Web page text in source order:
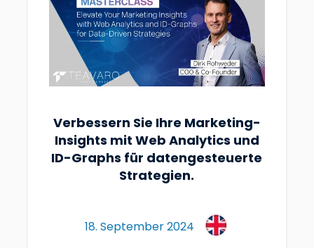
Verbessern Sie Ihre Marketing-
Insights mit Web Analytics und
ID-Graphs für datengesteuerte
Strategien.
18. September 2024